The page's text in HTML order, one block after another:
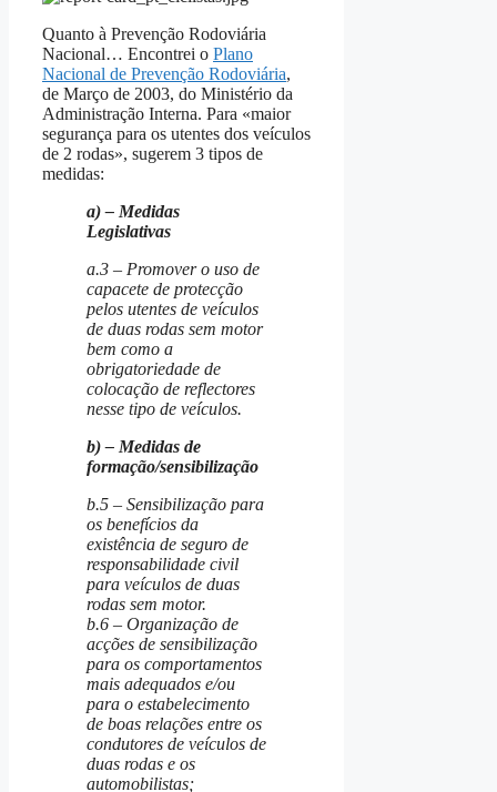
Quanto à Prevenção Rodoviária
Nacional… Encontrei o Plano
Nacional de Prevenção Rodoviária,
de Março de 2003, do Ministério da
Administração Interna. Para «maior
segurança para os utentes dos veículos
de 2 rodas», sugerem 3 tipos de
medidas:
a) – Medidas
Legislativas
a.3 – Promover o uso de
capacete de protecção
pelos utentes de veículos
de duas rodas sem motor
bem como a
obrigatoriedade de
colocação de reflectores
nesse tipo de veículos.
b) – Medidas de
formação/sensibilização
b.5 – Sensibilização para
os benefícios da
existência de seguro de
responsabilidade civil
para veículos de duas
rodas sem motor.
b.6 – Organização de
acções de sensibilização
para os comportamentos
mais adequados e/ou
para o estabelecimento
de boas relações entre os
condutores de veículos de
duas rodas e os
automobilistas;